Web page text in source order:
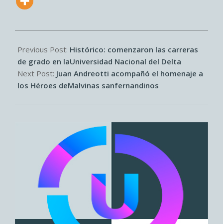
04-
02
Previous Post: Histórico: comenzaron las carreras
de grado en laUniversidad Nacional del Delta
Next Post: Juan Andreotti acompañó el homenaje a
los Héroes deMalvinas sanfernandinos